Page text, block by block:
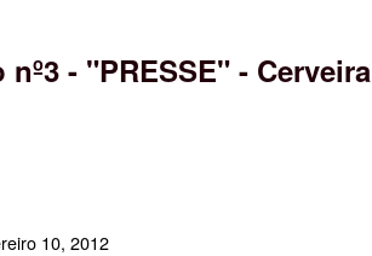
- "PRESSE" - Cerveira
10, 2012